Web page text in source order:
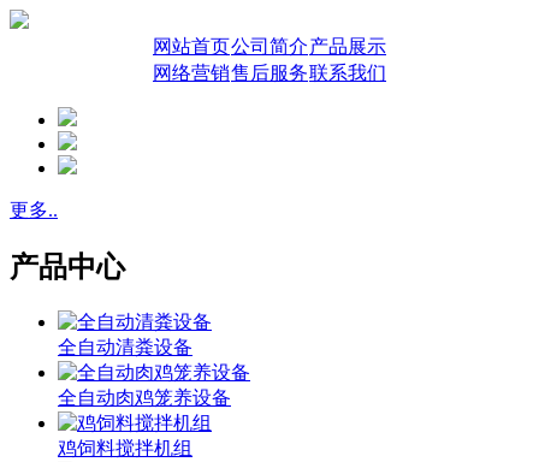
网站首页公司简介产品展示
网络营销售后服务联系我们
更多..
产品中心
全自动清粪设备
全自动肉鸡笼养设备
鸡饲料搅拌机组